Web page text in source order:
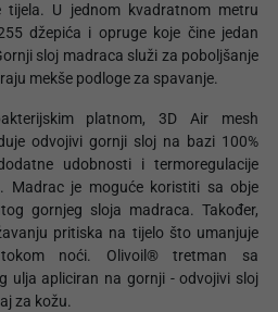
tijela. U jednom kvadratnom metru
džepića i opruge koje čine jedan
sloj madraca služi za poboljšanje
mekše podloge za spavanje.
platnom, 3D Air mesh
odvojivi gornji sloj na bazi 100%
udobnosti i termoregulacije
Madrac je moguće koristiti sa obje
gornjeg sloja madraca. Također,
pritiska na tijelo što umanjuje
noći. Olivoil® tretman sa
ulja apliciran na gornji - odvojivi sloj
za kožu.